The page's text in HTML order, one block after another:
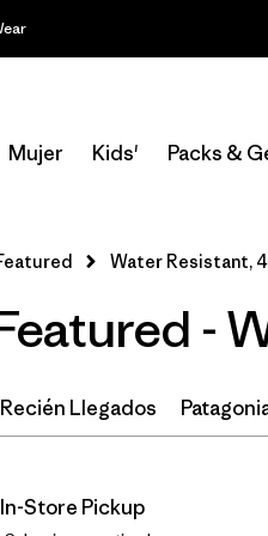
Mujer Kids' Packs &
Water Resistant,
-
Recién Llegados
In-Store Pickup